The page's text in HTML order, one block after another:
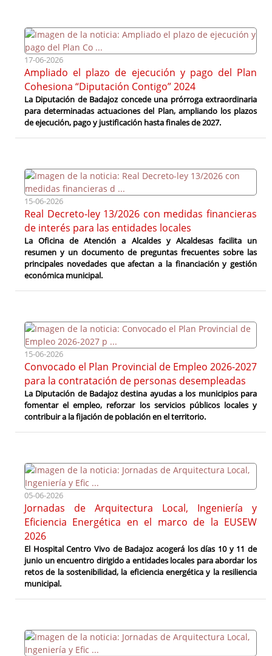
17-06-2026
Ampliado el plazo de ejecución y pago del Plan
Cohesiona “Diputación Contigo” 2024
La Diputación de Badajoz concede una prórroga extraordinaria
para determinadas actuaciones del Plan, ampliando los plazos
de ejecución, pago y justificación hasta finales de 2027.
15-06-2026
Real Decreto-ley 13/2026 con medidas financieras
de interés para las entidades locales
La Oficina de Atención a Alcaldes y Alcaldesas facilita un
resumen y un documento de preguntas frecuentes sobre las
principales novedades que afectan a la financiación y gestión
económica municipal.
15-06-2026
Convocado el Plan Provincial de Empleo 2026-2027
para la contratación de personas desempleadas
La Diputación de Badajoz destina ayudas a los municipios para
fomentar el empleo, reforzar los servicios públicos locales y
contribuir a la fijación de población en el territorio.
05-06-2026
Jornadas de Arquitectura Local, Ingeniería y
Eficiencia Energética en el marco de la EUSEW
2026
El Hospital Centro Vivo de Badajoz acogerá los días 10 y 11 de
junio un encuentro dirigido a entidades locales para abordar los
retos de la sostenibilidad, la eficiencia energética y la resiliencia
municipal.